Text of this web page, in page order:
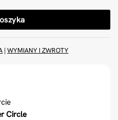
| WYMIANY I ZWROTY
Circle